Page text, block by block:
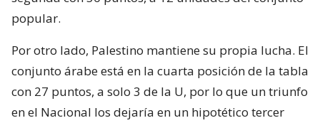
popular.
Por otro lado, Palestino mantiene su propia lucha. El
conjunto árabe está en la cuarta posición de la tabla
con 27 puntos, a solo 3 de la U, por lo que un triunfo
en el Nacional los dejaría en un hipotético tercer